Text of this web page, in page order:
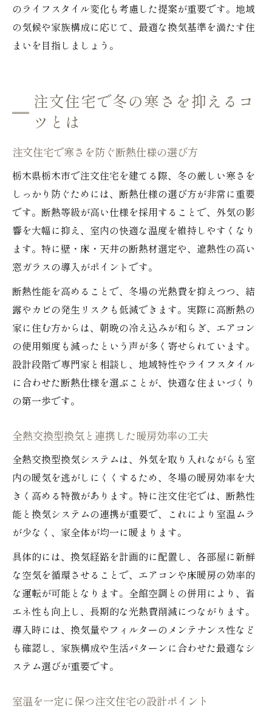
のライフスタイル変化も考慮した提案が重要です。地域
の気候や家族構成に応じて、最適な換気基準を満たす住
まいを目指しましょう。
注文住宅で冬の寒さを抑えるコ
ツとは
注文住宅で寒さを防ぐ断熱仕様の選び方
栃木県栃木市で注文住宅を建てる際、冬の厳しい寒さを
しっかり防ぐためには、断熱仕様の選び方が非常に重要
です。断熱等級が高い仕様を採用することで、外気の影
響を大幅に抑え、室内の快適な温度を維持しやすくなり
ます。特に壁・床・天井の断熱材選定や、遮熱性の高い
窓ガラスの導入がポイントです。
断熱性能を高めることで、冬場の光熱費を抑えつつ、結
露やカビの発生リスクも低減できます。実際に高断熱の
家に住む方からは、朝晩の冷え込みが和らぎ、エアコン
の使用頻度も減ったという声が多く寄せられています。
設計段階で専門家と相談し、地域特性やライフスタイル
に合わせた断熱仕様を選ぶことが、快適な住まいづくり
の第一歩です。
全熱交換型換気と連携した暖房効率の工夫
全熱交換型換気システムは、外気を取り入れながらも室
内の暖気を逃がしにくくするため、冬場の暖房効率を大
きく高める特徴があります。特に注文住宅では、断熱性
能と換気システムの連携が重要で、これにより室温ムラ
が少なく、家全体が均一に暖まります。
具体的には、換気経路を計画的に配置し、各部屋に新鮮
な空気を循環させることで、エアコンや床暖房の効率的
な運転が可能となります。全館空調との併用により、省
エネ性も向上し、長期的な光熱費削減につながります。
導入時には、換気量やフィルターのメンテナンス性など
も確認し、家族構成や生活パターンに合わせた最適なシ
ステム選びが重要です。
室温を一定に保つ注文住宅の設計ポイント